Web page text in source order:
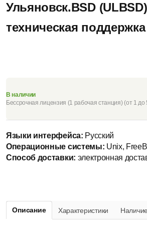
Ульяновск.BSD
техническая поддержка
Описание Характеристики
В наличии
Бессрочная лицензия (1 рабочая станция) (от 1 до
Языки интерфейса: Русский
Операционные системы: Unix,
Способ доставки: электронная